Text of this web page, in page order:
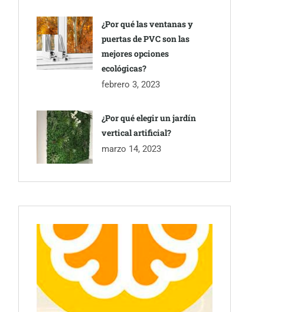
¿Por qué las ventanas y
puertas de PVC son las
mejores opciones
ecológicas?
febrero 3, 2023
¿Por qué elegir un jardín
vertical artificial?
marzo 14, 2023